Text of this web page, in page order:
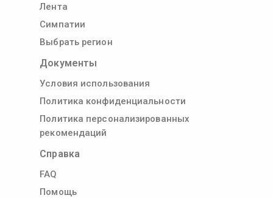
Лента
Симпатии
Выбрать регион
Документы
Условия использования
Политика конфиденциальности
Политика персонализированных
рекомендаций
Справка
FAQ
Помощь